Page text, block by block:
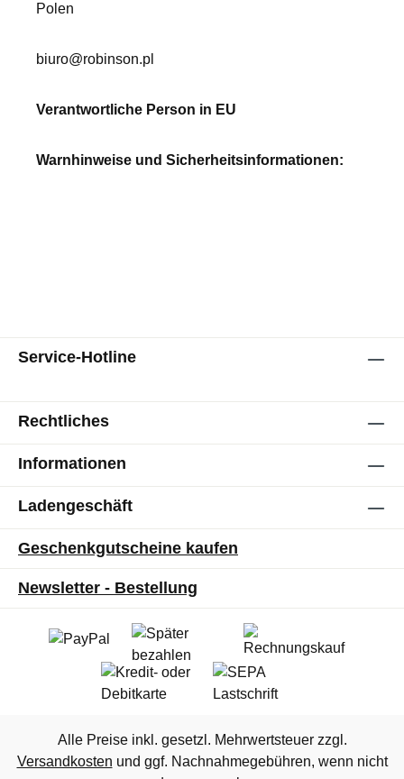
Polen
biuro@robinson.pl
Verantwortliche Person in EU
Warnhinweise und Sicherheitsinformationen:
Service-Hotline
Rechtliches
Informationen
Ladengeschäft
Geschenkgutscheine kaufen
Newsletter - Bestellung
Alle Preise inkl. gesetzl. Mehrwertsteuer zzgl.
Versandkosten und ggf. Nachnahmegebühren, wenn nicht